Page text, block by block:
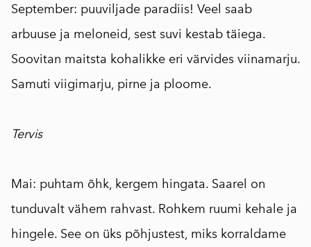
September: puuviljade paradiis! Veel saab
arbuuse ja meloneid, sest suvi kestab täiega.
Soovitan maitsta kohalikke eri värvides viinamarju.
Samuti viigimarju, pirne ja ploome.
Tervis
Mai: puhtam õhk, kergem hingata. Saarel on
tunduvalt vähem rahvast. Rohkem ruumi kehale ja
hingele. See on üks põhjustest, miks korraldame